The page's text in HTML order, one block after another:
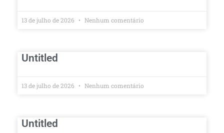
13 de julho de 2026 Nenhum comentário
Untitled
13 de julho de 2026 Nenhum comentário
Untitled